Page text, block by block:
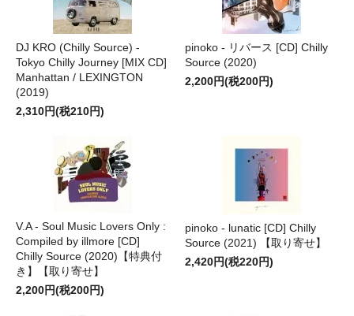
DJ KRO (Chilly Source) -
Tokyo Chilly Journey [MIX CD]
Manhattan / LEXINGTON
(2019)
2,310円(税210円)
pinoko - リバース [CD] Chilly
Source (2020)
2,200円(税200円)
V.A - Soul Music Lovers Only :
Compiled by illmore [CD]
Chilly Source (2020)【特典付
き】【取り寄せ】
2,200円(税200円)
pinoko - lunatic [CD] Chilly
Source (2021) 【取り寄せ】
2,420円(税220円)